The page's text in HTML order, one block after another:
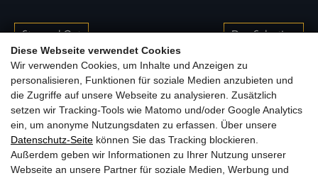
Diese Webseite verwendet Cookies
Wir verwenden Cookies, um Inhalte und Anzeigen zu
personalisieren, Funktionen für soziale Medien anzubieten und
die Zugriffe auf unsere Webseite zu analysieren. Zusätzlich
setzen wir Tracking-Tools wie Matomo und/oder Google Analytics
ein, um anonyme Nutzungsdaten zu erfassen. Über unsere
Datenschutz-Seite können Sie das Tracking blockieren.
Außerdem geben wir Informationen zu Ihrer Nutzung unserer
Webseite an unsere Partner für soziale Medien, Werbung und
Stressed Out Duo Selection
Home Veranstaltungen Satellite